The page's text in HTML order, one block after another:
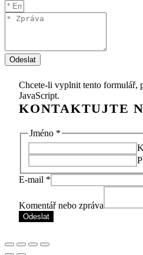
Odeslat
Chcete-li vyplnit tento formulář,
JavaScript.
E-
mail
Komentář
nebo
Jméno *
E-mail *
Komentář nebo zpráva
Odeslat